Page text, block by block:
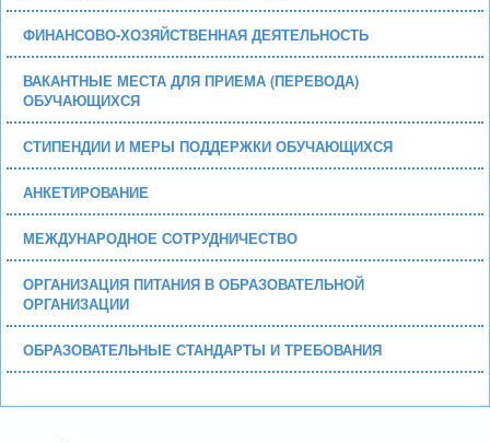
ФИНАНСОВО-ХОЗЯЙСТВЕННАЯ ДЕЯТЕЛЬНОСТЬ
ВАКАНТНЫЕ МЕСТА ДЛЯ ПРИЕМА (ПЕРЕВОДА)
ОБУЧАЮЩИХСЯ
СТИПЕНДИИ И МЕРЫ ПОДДЕРЖКИ ОБУЧАЮЩИХСЯ
АНКЕТИРОВАНИЕ
МЕЖДУНАРОДНОЕ СОТРУДНИЧЕСТВО
ОРГАНИЗАЦИЯ ПИТАНИЯ В ОБРАЗОВАТЕЛЬНОЙ
ОРГАНИЗАЦИИ
ОБРАЗОВАТЕЛЬНЫЕ СТАНДАРТЫ И ТРЕБОВАНИЯ